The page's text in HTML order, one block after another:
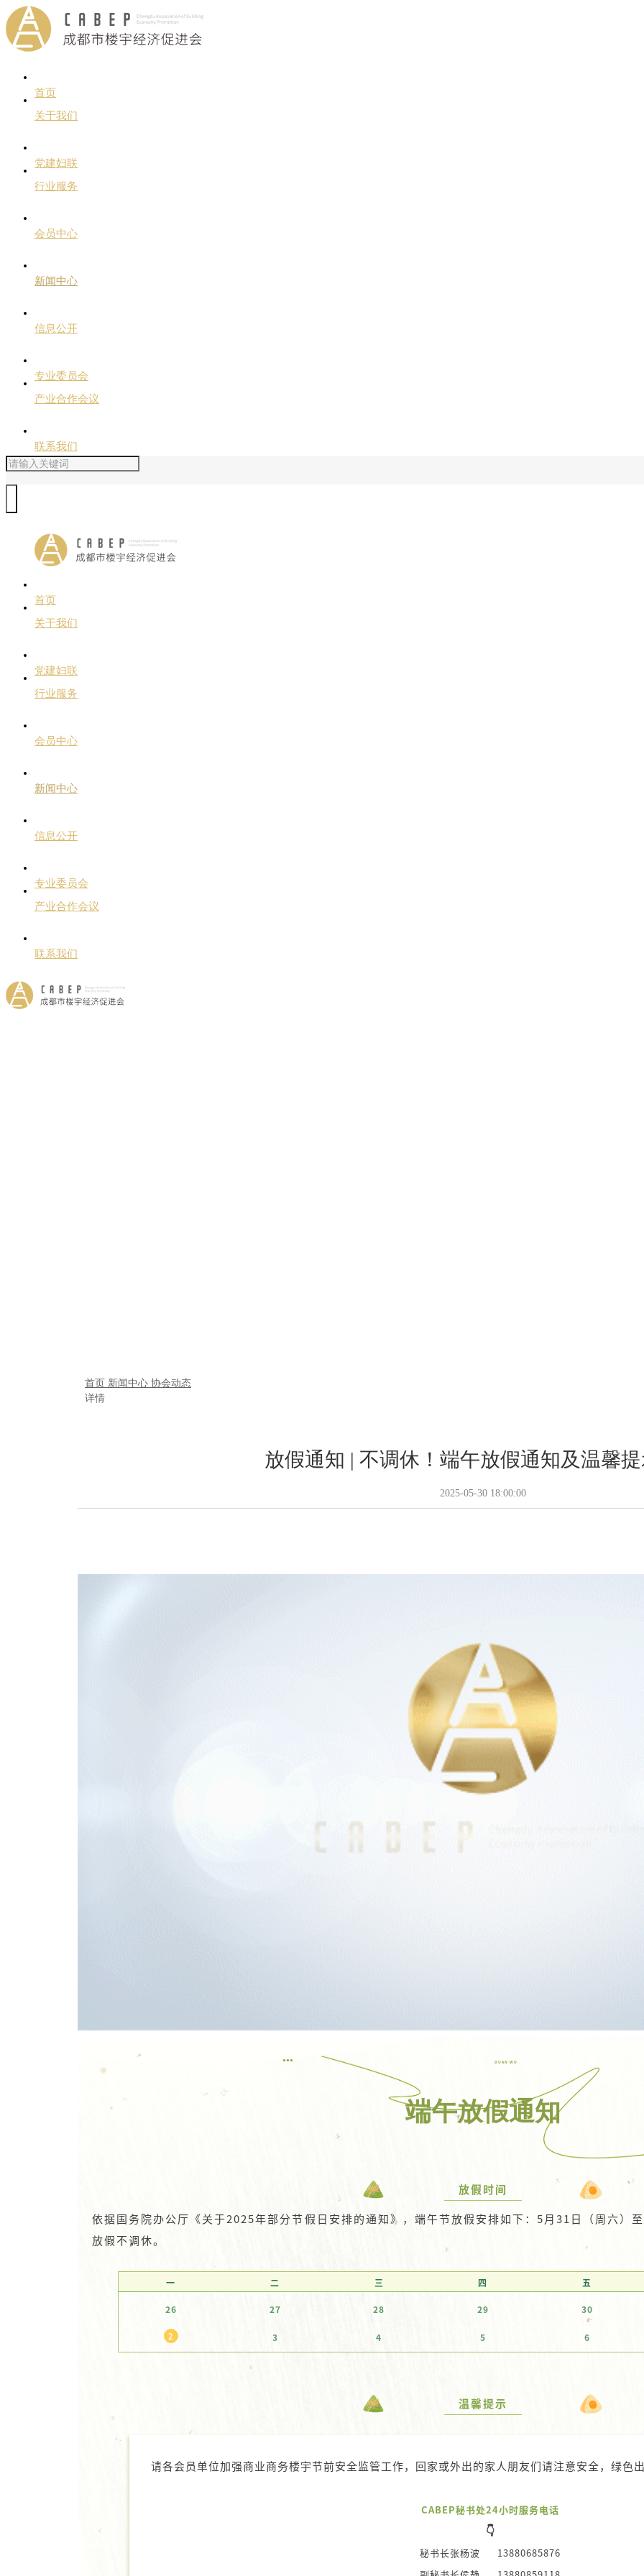
首页
关于我们
党建妇联
行业服务
会员中心
新闻中心
信息公开
专业委员会
产业合作会议
联系我们
首页
关于我们
党建妇联
行业服务
会员中心
新闻中心
信息公开
专业委员会
产业合作会议
联系我们
首页 新闻中心 协会动态
详情
放假通知 | 不调休！端午放假通知及温馨
2025-05-30 18:00:00
••• DUAN WU
端午放假通知
放假时间
依据国务院办公厅《关于2025年部分节假日安排的通知》，端午节放假安排如下：5月31日（周六）
放假不调休。
一 二 三 四 五
26 27 28 29 30
2 3 4 5 6
温馨提示
请各会员单位加强商业商务楼宇节前安全监管工作，回家或外出的家人朋友们请注意安全，绿色
CABEP秘书处24小时服务电话
👇
秘书长张杨波 13880685876